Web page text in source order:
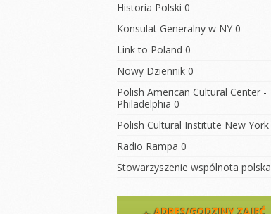
Historia Polski 0
Konsulat Generalny w NY 0
Link to Poland 0
Nowy Dziennik 0
Polish American Cultural Center -
Philadelphia 0
Polish Cultural Institute New York
Radio Rampa 0
Stowarzyszenie wspólnota polska